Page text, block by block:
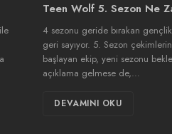
Teen Wolf 5. Sezon Ne
4 sezonu geride bırakan
geri sayıyor. 5. Sezon
başlayan ekip, yeni sezonu
açıklama gelmese de,…
DEVAMINI OKU